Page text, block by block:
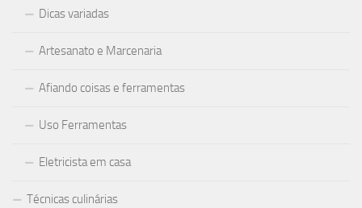
Dicas variadas
Artesanato e Marcenaria
Afiando coisas e ferramentas
Uso Ferramentas
Eletricista em casa
Técnicas culinárias